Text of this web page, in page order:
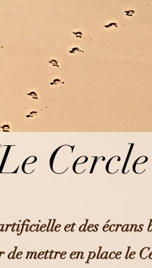
et des écrans
mettre en place le